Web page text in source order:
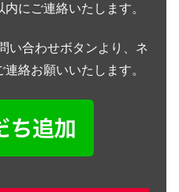
にご連絡いたします。
い合わせボタンより、ネ
絡お願いいたします。